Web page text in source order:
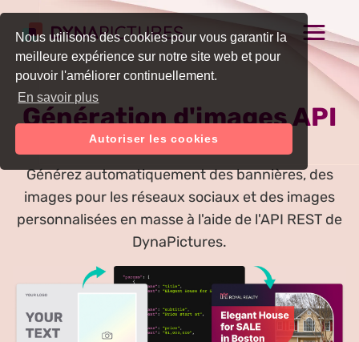
Nous utilisons des cookies pour vous garantir la
meilleure expérience sur notre site web et pour
pouvoir l'améliorer continuellement.
En savoir plus
Autoriser les cookies
Génération d'images API
Générez automatiquement des bannières, des
images pour les réseaux sociaux et des images
personnalisées en masse à l'aide de l'API REST de
DynaPictures.